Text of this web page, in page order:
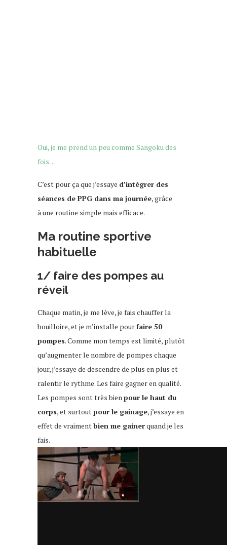
Oui, je me prend un peu comme Sangoku des
fois…
C’est pour ça que j’essaye d’intégrer des
séances de PPG dans ma journée, grâce
à une routine simple mais efficace.
Ma routine sportive
habituelle
1/ faire des pompes au
réveil
Chaque matin, je me lève, je fais chauffer la
bouilloire, et je m’installe pourfaire 50
pompes. Comme mon temps est limité, plutôt
qu’augmenter le nombre de pompes chaque
jour, j’essaye de descendre de plus en plus et
ralentir le rythme. Les faire gagner en qualité.
Les pompes sont très bienpour le haut du
corps, et surtoutpour le gainage, j’essaye en
effet de vraimentbien me gainerquand je les
fais.